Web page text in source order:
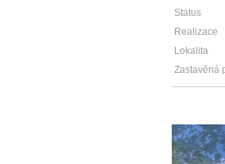
Status
Realizace
Lokalita
Zastavěná